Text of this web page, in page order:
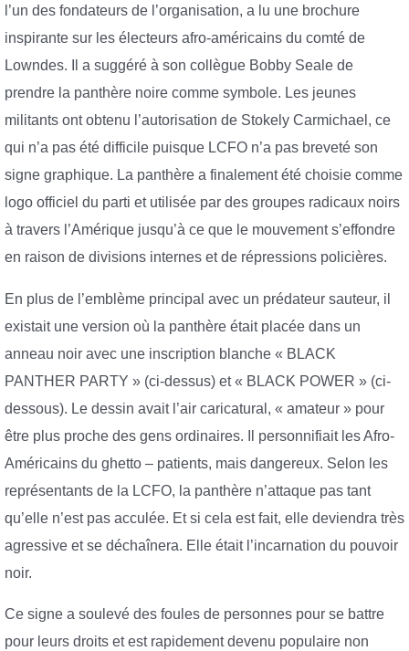
l’un des fondateurs de l’organisation, a lu une brochure
inspirante sur les électeurs afro-américains du comté de
Lowndes. Il a suggéré à son collègue Bobby Seale de
prendre la panthère noire comme symbole. Les jeunes
militants ont obtenu l’autorisation de Stokely Carmichael, ce
qui n’a pas été difficile puisque LCFO n’a pas breveté son
signe graphique. La panthère a finalement été choisie comme
logo officiel du parti et utilisée par des groupes radicaux noirs
à travers l’Amérique jusqu’à ce que le mouvement s’effondre
en raison de divisions internes et de répressions policières.
En plus de l’emblème principal avec un prédateur sauteur, il
existait une version où la panthère était placée dans un
anneau noir avec une inscription blanche « BLACK
PANTHER PARTY » (ci-dessus) et « BLACK POWER » (ci-
dessous). Le dessin avait l’air caricatural, « amateur » pour
être plus proche des gens ordinaires. Il personnifiait les Afro-
Américains du ghetto – patients, mais dangereux. Selon les
représentants de la LCFO, la panthère n’attaque pas tant
qu’elle n’est pas acculée. Et si cela est fait, elle deviendra très
agressive et se déchaînera. Elle était l’incarnation du pouvoir
noir.
Ce signe a soulevé des foules de personnes pour se battre
pour leurs droits et est rapidement devenu populaire non